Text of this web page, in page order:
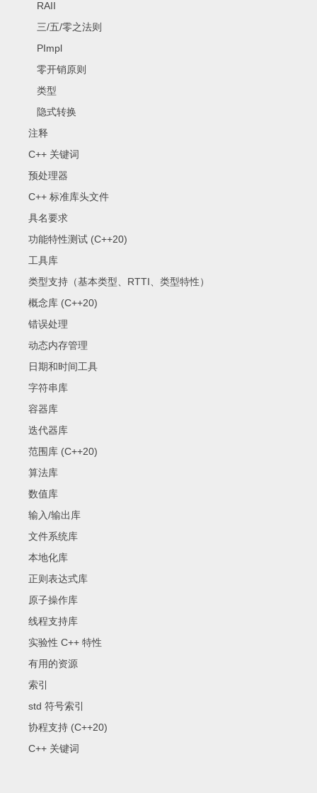
RAII
三/五/零之法则
PImpl
零开销原则
类型
隐式转换
注释
C++ 关键词
预处理器
C++ 标准库头文件
具名要求
功能特性测试 (C++20)
工具库
类型支持（基本类型、RTTI、类型特性）
概念库 (C++20)
错误处理
动态内存管理
日期和时间工具
字符串库
容器库
迭代器库
范围库 (C++20)
算法库
数值库
输入/输出库
文件系统库
本地化库
正则表达式库
原子操作库
线程支持库
实验性 C++ 特性
有用的资源
索引
std 符号索引
协程支持 (C++20)
C++ 关键词